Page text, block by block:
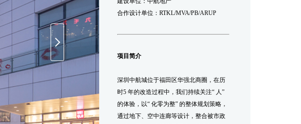
合作设计单位：RTKL/MVA/PB/ARUP
项目简介
深圳中航城位于福田区华强北商圈，在历
时5 年的改造过程中，我们持续关注“ 人”
的体验，以“ 化零为整” 的整体规划策略，
通过地下、空中连廊等设计，整合被市政